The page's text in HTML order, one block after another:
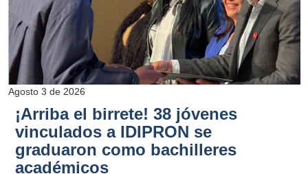
Agosto 3 de 2026
¡Arriba el birrete! 38 jóvenes
vinculados a IDIPRON se
graduaron como bachilleres
académicos